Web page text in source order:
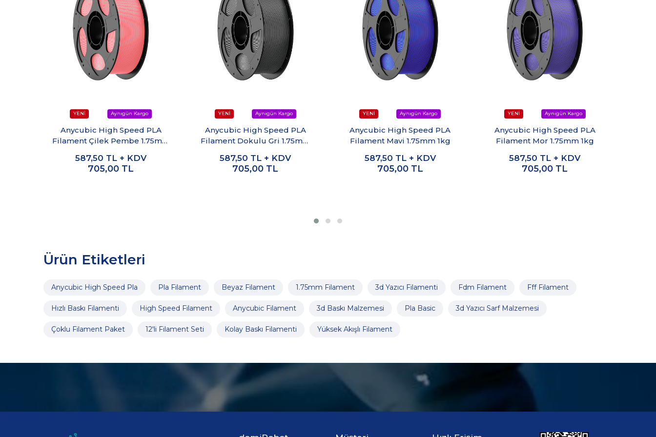
Anycubic High Speed PLA
Filament Çilek Pembe 1.75mm
587,50 TL + KDV
705,00 TL
Anycubic High Speed PLA
Filament Dokulu Gri 1.75mm
587,50 TL + KDV
705,00 TL
Anycubic High Speed PLA
Filament Mavi 1.75mm 1kg
587,50 TL + KDV
705,00 TL
Anycubic High Speed PLA
Filament Mor 1.75mm 1kg
587,50 TL + KDV
705,00 TL
Ürün Etiketleri
Anycubic High Speed Pla Pla Filament Beyaz Filament 1.75mm Filament 3d Yazıcı Filamenti Fdm Filament Fff Filament
Hızlı Baskı Filamenti High Speed Filament Anycubic Filament 3d Baskı Malzemesi Pla Basic 3d Yazıcı Sarf Malzemesi
Çoklu Filament Paket 12'li Filament Seti Kolay Baskı Filamenti Yüksek Akışlı Filament